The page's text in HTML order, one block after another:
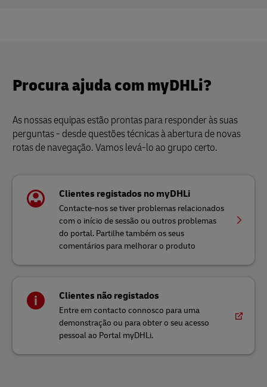
Procura ajuda com myDHLi?
As nossas equipas estão prontas para responder às suas
perguntas - desde questões técnicas à abertura de novas
rotas de navegação. Vamos levá-lo ao grupo certo.
Clientes registados no myDHLi
Contacte-nos se tiver problemas relacionados
com o início de sessão ou outros problemas
do portal. Partilhe também os seus
comentários para melhorar o produto
Clientes não registados
Entre em contacto connosco para uma
demonstração ou para obter o seu acesso
pessoal ao Portal myDHLi.